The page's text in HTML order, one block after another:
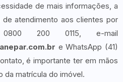
de mais informações, a
de atendimento aos clientes por
200 0115, e-mail
e WhatsApp (41)
é importante ter em mãos
da matrícula do imóvel.